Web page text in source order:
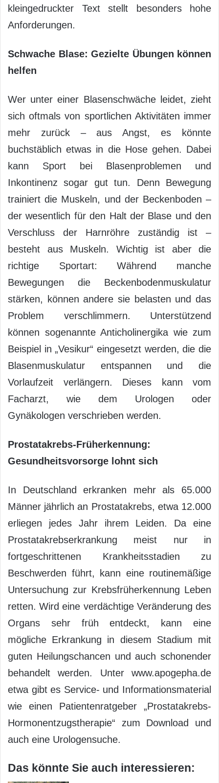
kleingedruckter Text stellt besonders hohe
Anforderungen.
Schwache Blase: Gezielte Übungen können
helfen
Wer unter einer Blasenschwäche leidet, zieht
sich oftmals von sportlichen Aktivitäten immer
mehr zurück – aus Angst, es könnte
buchstäblich etwas in die Hose gehen. Dabei
kann Sport bei Blasenproblemen und
Inkontinenz sogar gut tun. Denn Bewegung
trainiert die Muskeln, und der Beckenboden –
der wesentlich für den Halt der Blase und den
Verschluss der Harnröhre zuständig ist –
besteht aus Muskeln. Wichtig ist aber die
richtige Sportart: Während manche
Bewegungen die Beckenbodenmuskulatur
stärken, können andere sie belasten und das
Problem verschlimmern. Unterstützend
können sogenannte Anticholinergika wie zum
Beispiel in „Vesikur“ eingesetzt werden, die die
Blasenmuskulatur entspannen und die
Vorlaufzeit verlängern. Dieses kann vom
Facharzt, wie dem Urologen oder
Gynäkologen verschrieben werden.
Prostatakrebs-Früherkennung:
Gesundheitsvorsorge lohnt sich
In Deutschland erkranken mehr als 65.000
Männer jährlich an Prostatakrebs, etwa 12.000
erliegen jedes Jahr ihrem Leiden. Da eine
Prostatakrebserkrankung meist nur in
fortgeschrittenen Krankheitsstadien zu
Beschwerden führt, kann eine routinemäßige
Untersuchung zur Krebsfrüherkennung Leben
retten. Wird eine verdächtige Veränderung des
Organs sehr früh entdeckt, kann eine
mögliche Erkrankung in diesem Stadium mit
guten Heilungschancen und auch schonender
behandelt werden. Unter www.apogepha.de
etwa gibt es Service- und Informationsmaterial
wie einen Patientenratgeber „Prostatakrebs-
Hormonentzugstherapie“ zum Download und
auch eine Urologensuche.
Das könnte Sie auch interessieren: